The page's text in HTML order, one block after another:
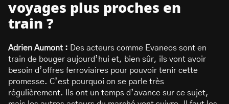
voyages plus proches en
train ?
Adrien Aumont :
Des acteurs comme Evaneos sont en
train de bouger aujourd’hui et, bien sûr, ils vont avoir
besoin d’offres ferroviaires pour pouvoir tenir cette
promesse. C’est pourquoi on se parle très
régulièrement. Ils ont un temps d’avance sur ce sujet,